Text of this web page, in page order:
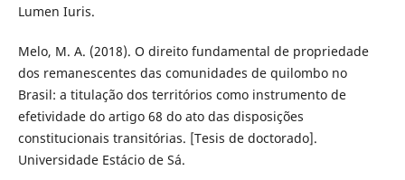
Lumen Iuris.
Melo, M. A. (2018). O direito fundamental de propriedade
dos remanescentes das comunidades de quilombo no
Brasil: a titulação dos territórios como instrumento de
efetividade do artigo 68 do ato das disposições
constitucionais transitórias. [Tesis de doctorado].
Universidade Estácio de Sá.